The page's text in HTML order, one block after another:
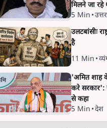
मिलने जा रहे
5 Min •
उलटबांसीः
है
11 Min •
'अमित शाह
करे सरकार':
से कहा
5 Min •देश